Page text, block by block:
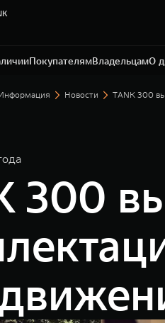
ПокупателямВладельцамО
шоссе, влд. 2В, стр. 3
Новости TANK 300
300